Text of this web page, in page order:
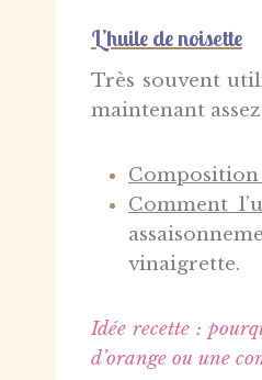
L’huile de noisette
Très souvent
maintenant
Composition
Comment
vinaigrette.
Idée recette :
d’orange ou une